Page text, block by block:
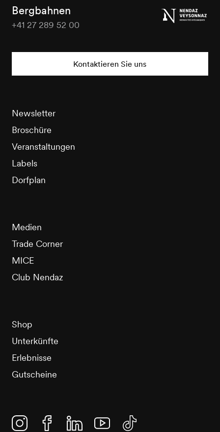
Bergbahnen
+41 27 289 52 00
Kontaktieren Sie uns
Newsletter
Broschüre
Veranstaltungen
Labels
Dorfplan
Medien
Trade Corner
MICE
Club Nendaz
Shop
Unterkünfte
Erlebnisse
Gutscheine